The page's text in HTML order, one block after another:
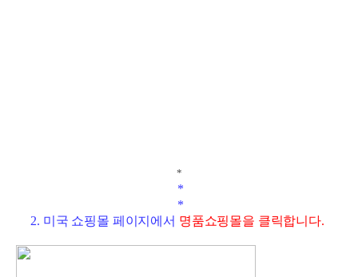
*
*
*
2. 미국 쇼핑몰 페이지에서 명품쇼핑몰을 클릭합니다.